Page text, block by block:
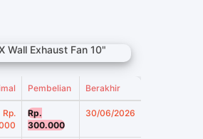
Wall Exhaust Fan 10"
Pembelian Berakhir
Rp.
Rp.
300.000
30/06/2026